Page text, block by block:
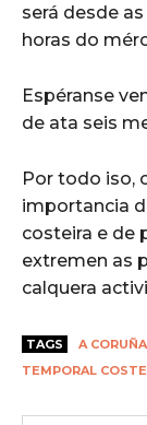
será desde
horas do
Espéranse
de ata seis
Por todo iso,
importancia
costeira e de
extremen as
calquera
TAGS A CORUÑA
TEMPORAL